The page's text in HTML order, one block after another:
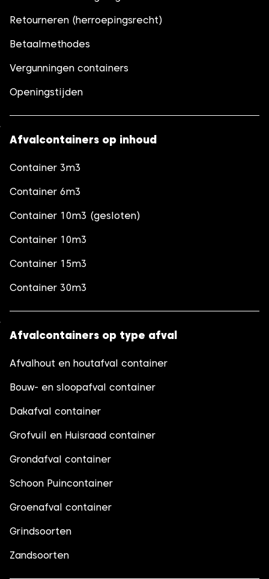
Retourneren (herroepingsrecht)
Betaalmethodes
Vergunningen containers
Openingstijden
Afvalcontainers op inhoud
Container 3m3
Container 6m3
Container 10m3 (gesloten)
Container 10m3
Container 15m3
Container 30m3
Afvalcontainers op type afval
Afvalhout en houtafval container
Bouw- en sloopafval container
Dakafval container
Grofvuil en Huisraad container
Grondafval container
Schoon Puincontainer
Groenafval container
Grindsoorten
Zandsoorten